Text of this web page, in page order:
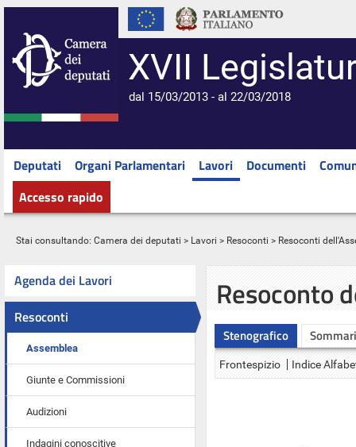
XVII
dal 15/03/2013 - al 22/03/2018
Deputati Organi Parlamentari Lavori Documenti
Accesso rapido
Stai consultando: Camera dei deputati > Lavori > Resoconti > Resoconti
Agenda dei Lavori
Resoconti
Assemblea
Giunte e Commissioni
Audizioni
Indagini conoscitive
Resoconto
Stenografico
Frontespizio Indice